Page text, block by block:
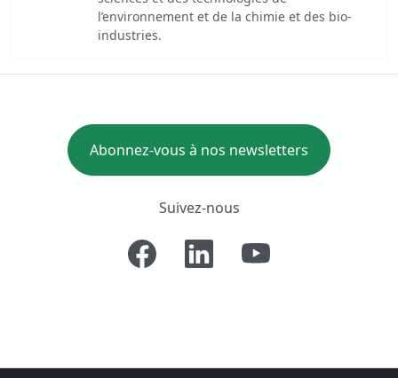
l’environnement et de la chimie et des bio-
industries.
Abonnez-vous à nos newsletters
Suivez-nous